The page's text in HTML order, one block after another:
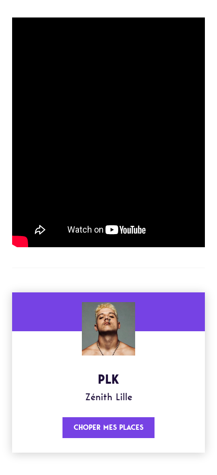
PLK
Zénith Lille
CHOPER MES PLACES